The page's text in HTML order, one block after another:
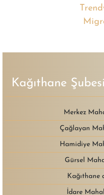
Kağıthane
Merkez
Çağlayan
Hamidiye
Gürsel
Kağıthane
İdare